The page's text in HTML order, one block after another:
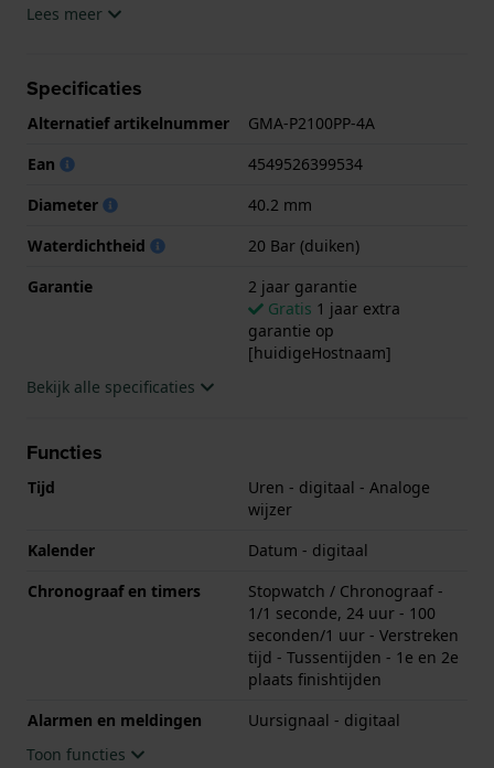
horloge geleverd met 2 jaar garantie.
Lees meer
Specificaties
Alternatief artikelnummer
GMA-P2100PP-4A
Ean
4549526399534
Diameter
40.2 mm
Waterdichtheid
20 Bar (duiken)
Garantie
2 jaar garantie
Gratis 1 jaar extra
garantie op
[huidigeHostnaam]
Bekijk alle specificaties
Functies
Tijd
Uren - digitaal - Analoge
wijzer
Kalender
Datum - digitaal
Chronograaf en timers
Stopwatch / Chronograaf -
1/1 seconde, 24 uur - 100
seconden/1 uur - Verstreken
tijd - Tussentijden - 1e en 2e
plaats finishtijden
Alarmen en meldingen
Uursignaal - digitaal
Toon functies